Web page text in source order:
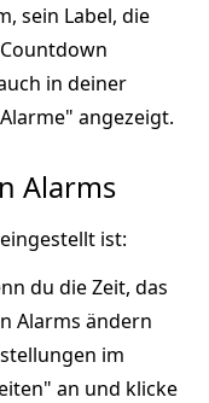
sein Label, die
in deiner
angezeigt.
Alarms
ist:
du die Zeit, das
Alarms ändern
im
an und klicke